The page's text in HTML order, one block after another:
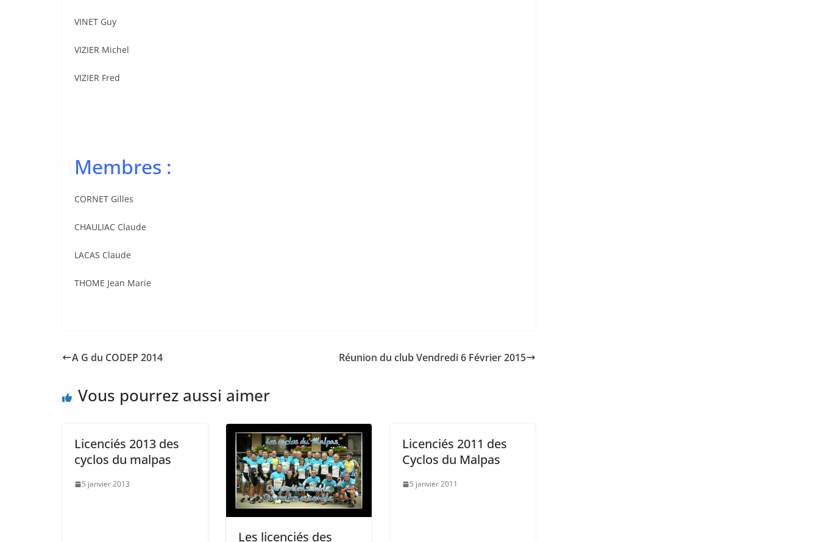
VINET Guy
VIZIER Michel
VIZIER Fred
Membres :
CORNET Gilles
CHAULIAC Claude
LACAS Claude
THOME Jean Marie
A G du CODEP 2014 Réunion du club Vendredi 6 Février 2015
Vous pourrez aussi aimer
Licenciés 2013 des
cyclos du malpas
5 janvier 2013
Les licenciés des
Licenciés 2011 des
Cyclos du Malpas
5 janvier 2011